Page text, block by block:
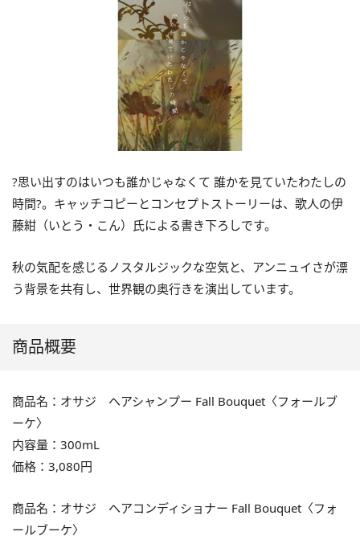
?思い出すのはいつも誰かじゃなくて 誰かを見ていたわたしの
時間?。キャッチコピーとコンセプトストーリーは、歌人の伊
藤紺（いとう・こん）氏による書き下ろしです。
秋の気配を感じるノスタルジックな空気と、アンニュイさが漂
う背景を共有し、世界観の奥⾏きを演出しています。
商品概要
商品名：オサジ ヘアシャンプー Fall Bouquet〈フォールブ
ーケ〉
内容量：300mL
価格：3,080円
商品名：オサジ ヘアコンディショナー Fall Bouquet〈フォ
ールブーケ〉